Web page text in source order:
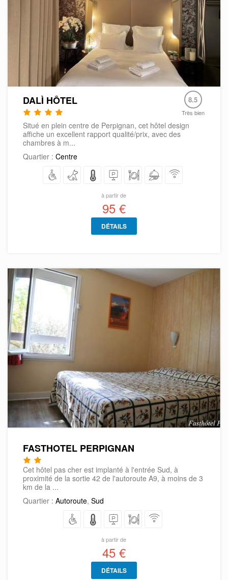
DALÌ HÔTEL 8.5
Très bien
Situé en plein centre de Perpignan, cet hôtel design
affiche un excellent rapport qualité/prix, avec des
chambres à m...
Quartier : Centre
à partir de
95 €
DÉTAILS
FASTHOTEL PERPIGNAN
Cet hôtel pas cher est implanté à l'entrée Sud, à
proximité de la sortie 42 de l'autoroute A9, à moins de 3
km de la ...
Quartier : Autoroute, Sud
à partir de
45 €
DÉTAILS